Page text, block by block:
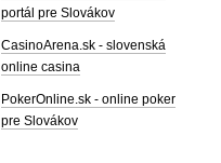
portál pre Slovákov
CasinoArena.sk - slovenská
online casina
PokerOnline.sk - online poker
pre Slovákov